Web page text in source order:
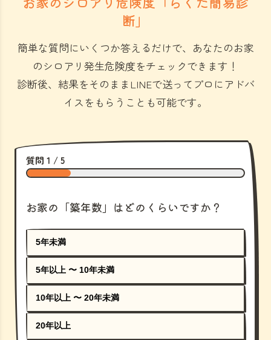
断」
簡単な質問にいくつか答えるだけで、あなたのお家
のシロアリ発生危険度をチェックできます！
診断後、結果をそのままLINEで送ってプロにアドバ
イスをもらうことも可能です。
質問 1 / 5
お家の「築年数」はどのくらいですか？
5年未満
5年以上 〜 10年未満
10年以上 〜 20年未満
20年以上